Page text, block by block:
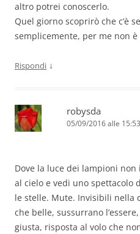
altro potrei conoscerlo.
Quel giorno scoprirò che c’è
semplicemente, per me non
Rispondi ↓
robysda
05/09/2016 alle 15:53
Dove la luce dei lampioni
al cielo e vedi uno spettacolo
le stelle. Mute. Invisibili nella
che belle, sussurrano
giusta, risposta al volo che